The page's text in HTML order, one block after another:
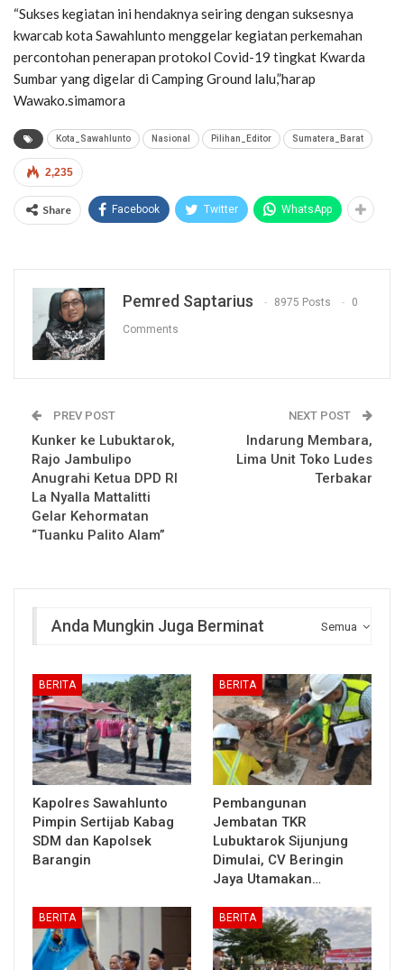
“Sukses kegiatan ini hendaknya seiring dengan suksesnya
kwarcab kota Sawahlunto menggelar kegiatan perkemahan
percontohan penerapan protokol Covid-19 tingkat Kwarda
Sumbar yang digelar di Camping Ground lalu,”harap
Wawako.simamora
Kota_Sawahlunto Nasional Pilihan_Editor Sumatera_Barat
2,235
Share Facebook Twitter WhatsApp
Pemred Saptarius 8975 Posts 0
Comments
PREV POST
Kunker ke Lubuktarok,
Rajo Jambulipo
Anugrahi Ketua DPD RI
La Nyalla Mattalitti
Gelar Kehormatan
“Tuanku Palito Alam”
NEXT POST
Indarung Membara,
Lima Unit Toko Ludes
Terbakar
Semua
Anda Mungkin Juga Berminat
BERITA
Kapolres Sawahlunto
Pimpin Sertijab Kabag
SDM dan Kapolsek
Barangin
BERITA
Pembangunan
Jembatan TKR
Lubuktarok Sijunjung
Dimulai, CV Beringin
Jaya Utamakan…
BERITA BERITA